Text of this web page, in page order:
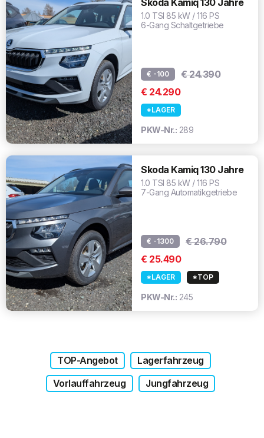
Skoda Kamiq 130 Jahre
1.0 TSI 85 kW / 116 PS
6-Gang Schaltgetriebe
€ -100
€ 24.390
€ 24.290
*LAGER
PKW-Nr.: 289
Skoda Kamiq 130 Jahre
1.0 TSI 85 kW / 116 PS
7-Gang Automatikgetriebe
€ -1300
€ 26.790
€ 25.490
*LAGER *TOP
PKW-Nr.: 245
TOP-Angebot
Lagerfahrzeug
Vorlauffahrzeug
Jungfahrzeug